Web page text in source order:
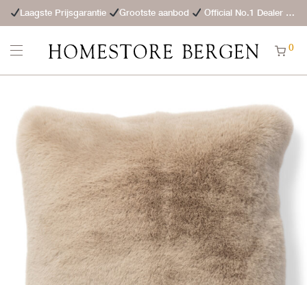
Laagste Prijsgarantie Grootste aanbod Official No.1 Dealer
0